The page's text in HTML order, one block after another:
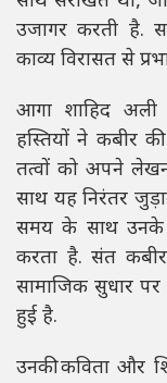
उजागर करती है.
काव्य विरासत से
आगा शाहिद अली
हस्तियों ने कबीर
तत्वों को अपने
साथ यह निरंतर
समय के साथ उनके
करता है. संत कबीर
सामाजिक सुधार
हुई है.
उनकी कविता और